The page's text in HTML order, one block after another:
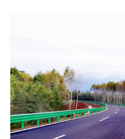
新疆 内蒙古
多语种频道